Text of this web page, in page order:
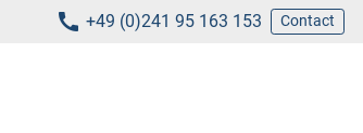
+49 (0)241 95 163 153 Contact